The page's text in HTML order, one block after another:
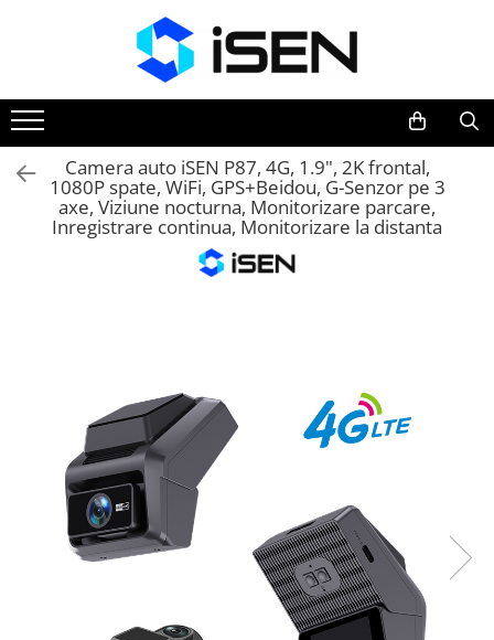
Trotinete electrice
Piese si accesorii
Camera auto iSEN P87, 4G, 1.9", 2K frontal,
1080P spate, WiFi, GPS+Beidou, G-Senzor pe 3
axe, Viziune nocturna, Monitorizare parcare,
Inregistrare continua, Monitorizare la distanta